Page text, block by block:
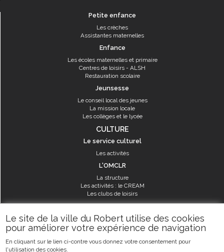
Le site de la ville du Robert utilise des cookies
pour améliorer votre expérience de navigation
En cliquant sur le lien ci-contre vous donnez votre consentement pour
l'utilisation des cookies.
Petite enfance
Les crèches
Assistantes maternelles
Enfance
Les écoles maternelles et primaire
Centres de loisirs - ALSH
Restauration scolaire
Jeunsesse
Le conseil local des jeunes
La mission locale
Les collèges et le lycée
CULTURE
Le service culturel
Les activités
L'OMCLR
La structure
Les activités : le CREAM
Les clubs de loisirs
SPORT
Les équipements sportifs
Les aménagements municipaux
Les activités